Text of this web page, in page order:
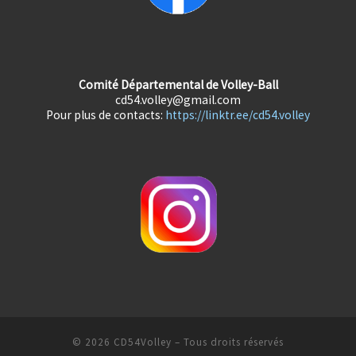
Comité Départemental de Volley-Ball
cd54.volley@gmail.com
Pour plus de contacts: https://linktr.ee/cd54.volley
© 2026 CD54Volley – Tous droits réservés